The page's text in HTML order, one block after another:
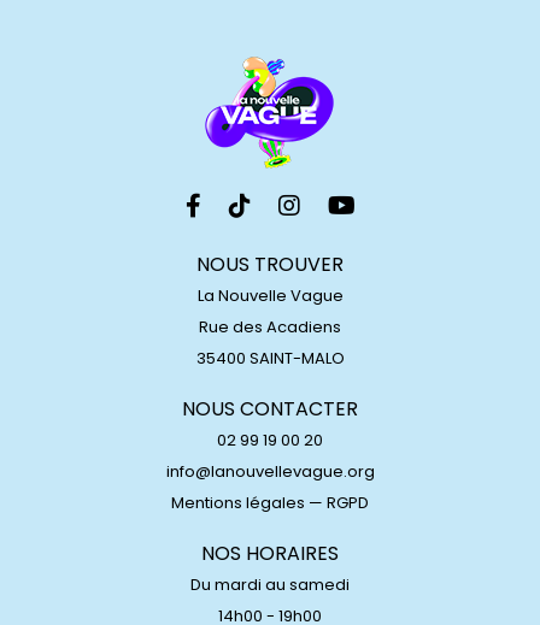
NOUS TROUVER
La Nouvelle Vague
Rue des Acadiens
35400 SAINT-MALO
NOUS CONTACTER
02 99 19 00 20
info@lanouvellevague.org
Mentions légales — RGPD
NOS HORAIRES
Du mardi au samedi
14h00 - 19h00